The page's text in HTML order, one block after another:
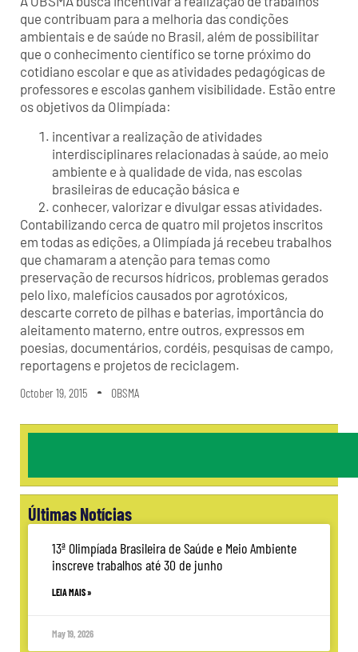
que contribuam para a melhoria das condições
ambientais e de saúde no Brasil, além de possibilitar
que o conhecimento científico se torne próximo do
cotidiano escolar e que as atividades pedagógicas de
professores e escolas ganhem visibilidade. Estão entre
os objetivos da Olimpíada:
incentivar a realização de atividades
interdisciplinares relacionadas à saúde, ao meio
ambiente e à qualidade de vida, nas escolas
brasileiras de educação básica e
conhecer, valorizar e divulgar essas atividades.
Contabilizando cerca de quatro mil projetos inscritos
em todas as edições, a Olimpíada já recebeu trabalhos
que chamaram a atenção para temas como
preservação de recursos hídricos, problemas gerados
pelo lixo, malefícios causados por agrotóxicos,
descarte correto de pilhas e baterias, importância do
aleitamento materno, entre outros, expressos em
poesias, documentários, cordéis, pesquisas de campo,
reportagens e projetos de reciclagem.
October 19, 2015 OBSMA
Últimas Notícias
13ª Olimpíada Brasileira de Saúde e Meio Ambiente
inscreve trabalhos até 30 de junho
LEIA MAIS »
May 19, 2026